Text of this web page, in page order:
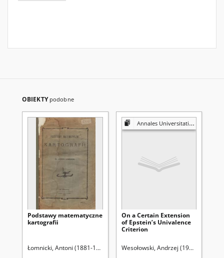
OBIEKTY podobne
Podstawy matematyczne
kartografii
Łomnicki, Antoni (1881-1941)
Annales Universitatis Mariae Curie-Skłodowska. Sectio A, Mathematica
On a Certain Extension
of Epstein’s Univalence
Criterion
Wesołowski, Andrzej (1940-2002)